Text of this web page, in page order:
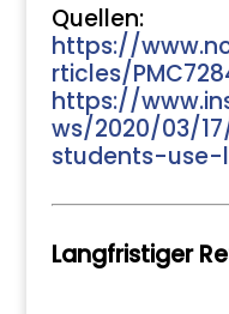
Quellen:
https://
rticles/
https://
ws/2020/03/
students-
Langfristiger